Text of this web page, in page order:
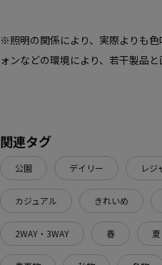
※照明の関係により、実際よりも
ォンなどの環境により、若干製品
関連タグ
公園 デイリー レジ
カジュアル きれいめ
2WAY・3WAY 春 夏